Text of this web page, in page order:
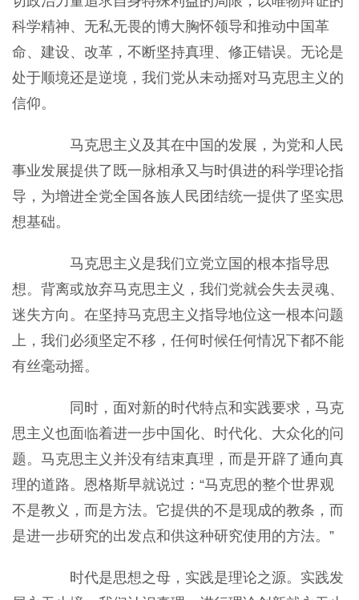
科学精神、无私无畏的博大胸怀领导和推动中国革
命、建设、改革，不断坚持真理、修正错误。无论是
处于顺境还是逆境，我们党从未动摇对马克思主义的
信仰。
马克思主义及其在中国的发展，为党和人民
事业发展提供了既一脉相承又与时俱进的科学理论指
导，为增进全党全国各族人民团结统一提供了坚实思
想基础。
马克思主义是我们立党立国的根本指导思
想。背离或放弃马克思主义，我们党就会失去灵魂、
迷失方向。在坚持马克思主义指导地位这一根本问题
上，我们必须坚定不移，任何时候任何情况下都不能
有丝毫动摇。
同时，面对新的时代特点和实践要求，马克
思主义也面临着进一步中国化、时代化、大众化的问
题。马克思主义并没有结束真理，而是开辟了通向真
理的道路。恩格斯早就说过：“马克思的整个世界观
不是教义，而是方法。它提供的不是现成的教条，而
是进一步研究的出发点和供这种研究使用的方法。”
时代是思想之母，实践是理论之源。实践发